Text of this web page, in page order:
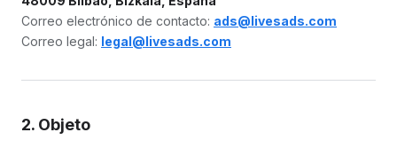
Correo electrónico de contacto: ads@livesads.com
Correo legal: legal@livesads.com
2. Objeto